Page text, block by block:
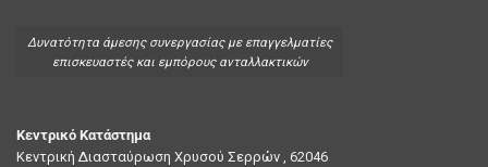
Δυνατότητα άμεσης συνεργασίας με επαγγελματίες
επισκευαστές και εμπόρους ανταλλακτικών
Κεντρικό Κατάστημα
Κεντρική Διασταύρωση Χρυσού Σερρών , 62046